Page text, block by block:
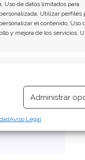
Uso de datos limitados para
Utilizar perfiles
el contenido, Uso
y mejora de los servicios,
y eliminar
Guardar y
Administrar
Aviso Legal
y virus
efectivos
este